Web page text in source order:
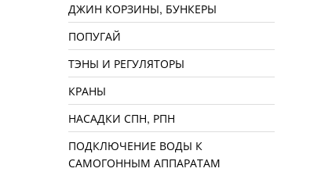
ДЖИН КОРЗИНЫ, БУНКЕРЫ
ПОПУГАЙ
ТЭНЫ И РЕГУЛЯТОРЫ
КРАНЫ
НАСАДКИ СПН, РПН
ПОДКЛЮЧЕНИЕ ВОДЫ К
САМОГОННЫМ АППАРАТАМ